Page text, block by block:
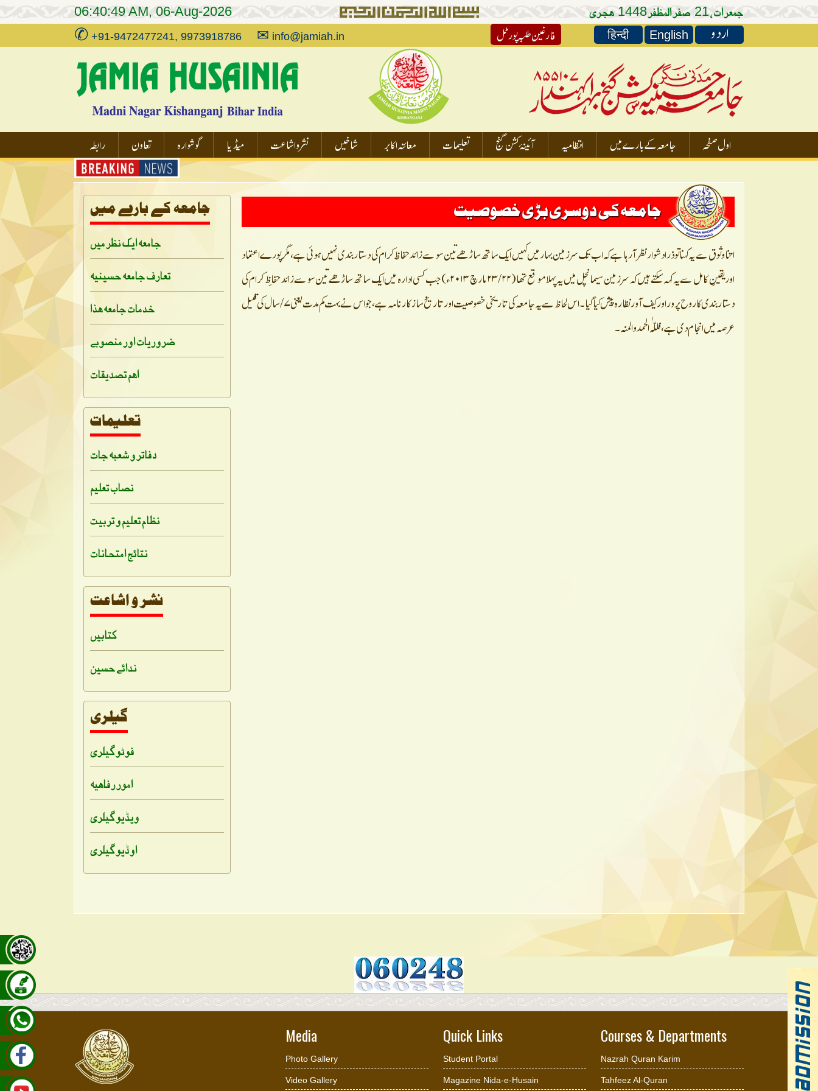
06:40:49 AM, 06-Aug-2026 جمعرات،21 صفر المظفر1448 ہجری
✆ +91-9472477241, 9973918786 ✉ info@jamiah.in اردو English
हिन्दी فارغین طلبہ پورٹل
اول صفحہ جامعہ کے بارے میں انتظامیہ آئینۂ کشن گنج تعلیمات معائنہ اکابر شاخیں نشر و اشاعت میڈیا گوشوارہ تعاون رابطہ
جامعہ ایک نظر میں
تعارف جامعہ حسینیہ
خدمات جامعہ ہذا
ضروریات اور منصوبے
اہم تصدیقات
دفاتر و شعبہ جات
نصاب تعلیم
نظام تعلیم و تربیت
نتائج امتحانات
کتابیں
ندائے حسین
فوٹو گیلری
امور رفاہیہ
ویڈیو گیلری
اوڈیو گیلری
جامعہ کی دوسری بڑی خصوصیت
اتنا وثوق سے یہ کہنا تو ذرا دشوار نظر آرہا ہے کہ اب تک سر زمین بہار میں کہیں ایک ساتھ ساڑھے تین سو سے زائد حفاظِ کرام کی دستار بندی نہیں ہوئی ہے، مگر پورے اعتماد
اور یقین ِ کامل سے یہ کہہ سکتے ہیں کہ سر زمین سیمانچل میں یہ پہلا موقع تھا(۲۳/۲۲ مارچ ۲۰۱۳ء) جب کسی ادارہ میں ایک ساتھ ساڑھے تین سو سے زائد حفاظ ِ کرام کی
دستار بندی کاروح پرور اور کیف آور نظار ہ پیش کیا گیا۔ اس لحاظ سے یہ جامعہ کی تاریخی خصوصیت اور تاریخ ساز کارنامہ ہے، جو اس نے بہت کم مدت یعنی ۷/ سال کی قلیل
عرصہ میں انجام دی ہے، فللّٰہ الحمد والمنہ۔
Media
Photo Gallery
Video Gallery
Quick Links
Student Portal
Magazine Nida-e-Husain
Courses & Departments
Nazrah Quran Karim
Tahfeez Al-Quran